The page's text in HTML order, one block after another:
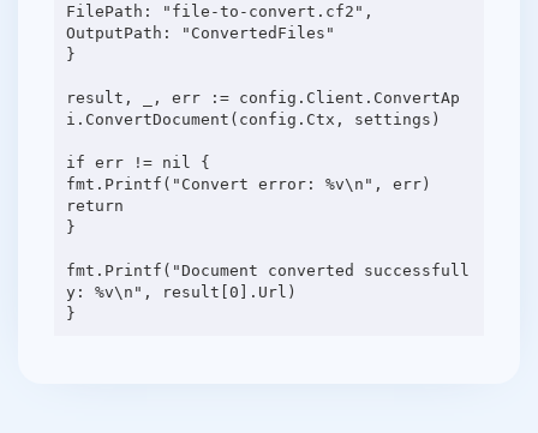
FilePath: "file-to-convert.cf2",
OutputPath: "ConvertedFiles"
}
result, _, err := config.Client.ConvertAp
i.ConvertDocument(config.Ctx, settings)
if err != nil {
fmt.Printf("Convert error: %v\n", err)
return
}
fmt.Printf("Document converted successfull
y: %v\n", result[0].Url)